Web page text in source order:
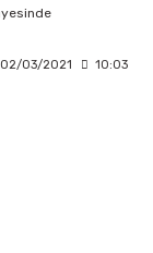
02/03/2021 10:03